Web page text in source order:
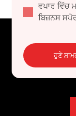
ਵਪਾਰ
ਬਿਜ਼ਨਸ
ਹੁਣੇ